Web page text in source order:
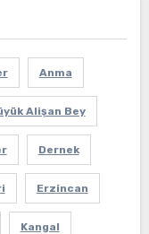
Anma
Alişan Bey
Dernek
Erzincan
Kangal